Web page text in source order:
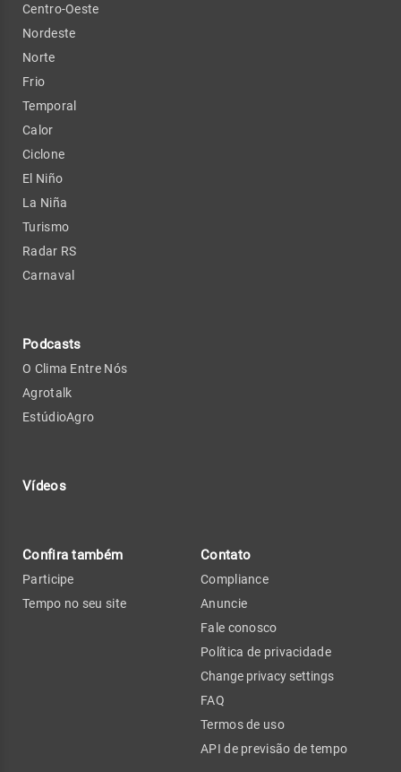
Centro-Oeste
Nordeste
Norte
Frio
Temporal
Calor
Ciclone
El Niño
La Niña
Turismo
Radar RS
Carnaval
Podcasts
O Clima Entre Nós
Agrotalk
EstúdioAgro
Vídeos
Confira também
Participe
Tempo no seu site
Contato
Compliance
Anuncie
Fale conosco
Política de privacidade
Change privacy settings
FAQ
Termos de uso
API de previsão de tempo